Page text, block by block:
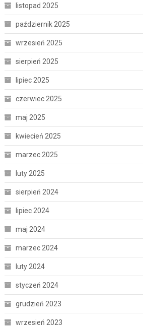
listopad 2025
październik 2025
wrzesień 2025
sierpień 2025
lipiec 2025
czerwiec 2025
maj 2025
kwiecień 2025
marzec 2025
luty 2025
sierpień 2024
lipiec 2024
maj 2024
marzec 2024
luty 2024
styczeń 2024
grudzień 2023
wrzesień 2023